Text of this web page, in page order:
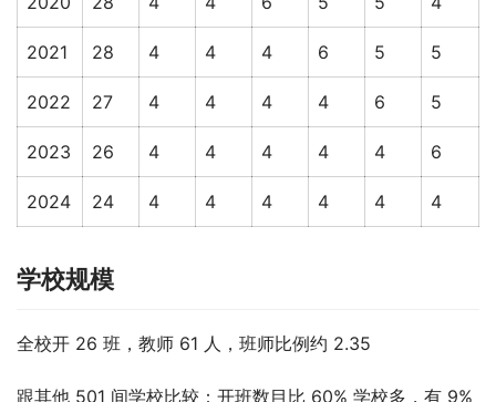
2021 28 4 4 4 6 5 5
2022 27 4 4 4 4 6 5
2023 26 4 4 4 4 4 6
2024 24 4 4 4 4 4 4
学校规模
全校开 26 班，教师 61 人，班师比例约 2.35
跟其他 501 间学校比较：开班数目比 60% 学校多，有 9%